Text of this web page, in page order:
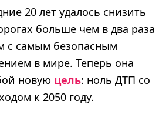
20 лет удалось снизить
больше чем в два раза
с самым безопасным
в мире. Теперь она
новую цель: ноль ДТП со
к 2050 году.